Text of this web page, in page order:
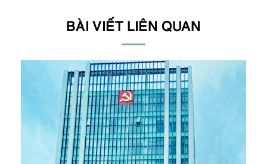
BÀI VIẾT LIÊN QUAN